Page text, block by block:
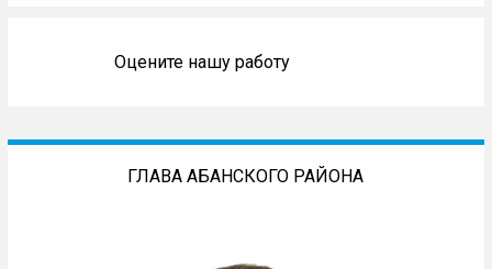
Оцените нашу работу
ГЛАВА АБАНСКОГО РАЙОНА